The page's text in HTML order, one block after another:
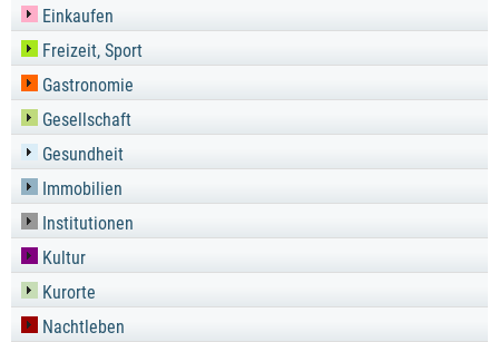
Einkaufen
Freizeit, Sport
Gastronomie
Gesellschaft
Gesundheit
Immobilien
Institutionen
Kultur
Kurorte
Nachtleben